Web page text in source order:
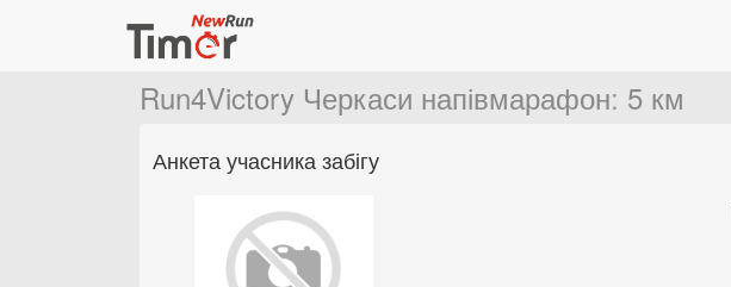
Run4Victory Черкаси напівмарафон: 5 км
Анкета учасника забігу